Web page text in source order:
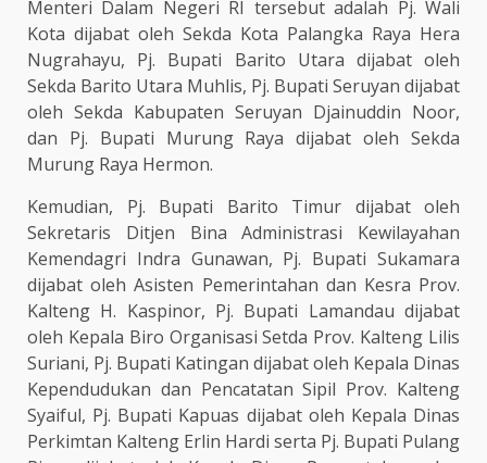
Menteri Dalam Negeri RI tersebut adalah Pj. Wali
Kota dijabat oleh Sekda Kota Palangka Raya Hera
Nugrahayu, Pj. Bupati Barito Utara dijabat oleh
Sekda Barito Utara Muhlis, Pj. Bupati Seruyan dijabat
oleh Sekda Kabupaten Seruyan Djainuddin Noor,
dan Pj. Bupati Murung Raya dijabat oleh Sekda
Murung Raya Hermon.
Kemudian, Pj. Bupati Barito Timur dijabat oleh
Sekretaris Ditjen Bina Administrasi Kewilayahan
Kemendagri Indra Gunawan, Pj. Bupati Sukamara
dijabat oleh Asisten Pemerintahan dan Kesra Prov.
Kalteng H. Kaspinor, Pj. Bupati Lamandau dijabat
oleh Kepala Biro Organisasi Setda Prov. Kalteng Lilis
Suriani, Pj. Bupati Katingan dijabat oleh Kepala Dinas
Kependudukan dan Pencatatan Sipil Prov. Kalteng
Syaiful, Pj. Bupati Kapuas dijabat oleh Kepala Dinas
Perkimtan Kalteng Erlin Hardi serta Pj. Bupati Pulang